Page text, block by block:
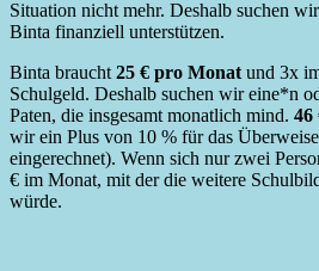
Situation nicht mehr. Deshalb suchen
Binta finanziell unterstützen.
Binta braucht 25 € pro Monat und 3x
Schulgeld. Deshalb suchen wir eine*n
Paten, die insgesamt monatlich mind. 46
wir ein Plus von 10 % für das
eingerechnet). Wenn sich nur zwei
€ im Monat, mit der die weitere
würde.